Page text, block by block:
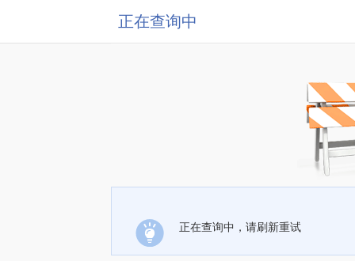
正在查询中
正在查询中，请刷新重试